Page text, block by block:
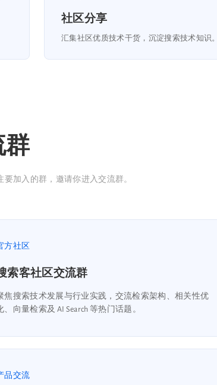
社区分享
汇集社区优质技术干货，沉淀搜索技术知识。
群
要加入的群，邀请你进入交流群。
方社区
索客社区交流群
焦搜索技术发展与行业实践，交流检索架构、相关性优
、向量检索及 AI Search 等热门话题。
品交流